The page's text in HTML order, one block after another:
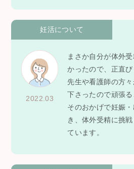
妊活について
2022.03
まさか自分が体外
かったので、正直び
先生や看護師の方
下さったので頑張る
そのおかげで妊娠
き、体外受精に挑
ています。